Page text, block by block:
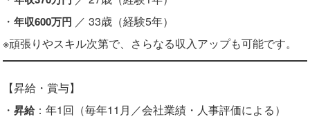
・ 年収600万円 ／ 33歳（経験5年）
※頑張りやスキル次第で、さらなる収入アップも可能です。
【昇給・賞与】
・ 昇給：年1回（毎年11月／会社業績・人事評価による）